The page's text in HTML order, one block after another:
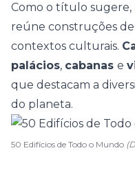
Como o título sugere,
reúne construções de
contextos culturais.
palácios, cabanas e
que destacam a
do planeta.
50 Edifícios de Todo o Mundo